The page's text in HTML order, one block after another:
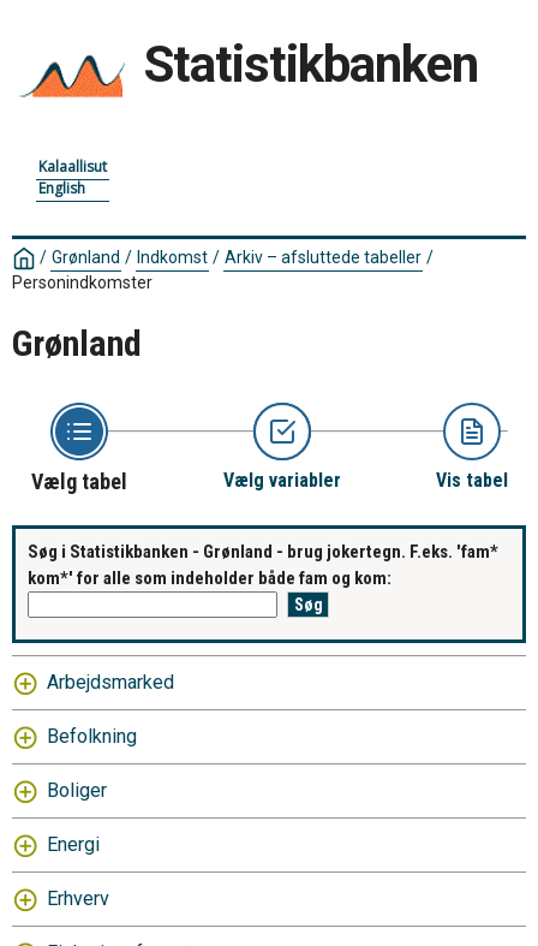
Statistikbanken
Kalaallisut
English
/ Grønland / Indkomst / Arkiv – afsluttede tabeller /
Personindkomster
Grønland
Vælg tabel Vælg variabler Vis tabel
Søg i Statistikbanken - Grønland - brug jokertegn. F.eks. 'fam*
kom*' for alle som indeholder både fam og kom:
Arbejdsmarked
Befolkning
Boliger
Energi
Erhverv